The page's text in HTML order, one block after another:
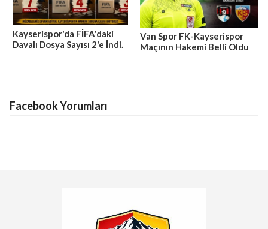
Kayserispor'da FİFA'daki
Davalı Dosya Sayısı 2'e İndi.
Van Spor FK-Kayserispor
Maçının Hakemi Belli Oldu
Facebook Yorumları